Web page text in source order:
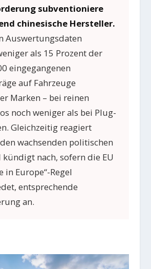
subventioniere
chinesische Hersteller.
Auswertungsdaten
als 15 Prozent der
eingegangenen
auf Fahrzeuge
Marken – bei reinen
noch weniger als bei Plug-
Gleichzeitig reagiert
wachsenden politischen
nach, sofern die EU
in Europe“-Regel
entsprechende
an.